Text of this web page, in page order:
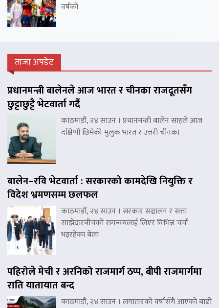
वर्षको
ताजा अपडेट
प्रधानमन्त्री बालेनले आज भारत र चीनका राजदूतसँग
छुट्टाछुट्टै भेटवार्ता गर्दै
काठमाडौं, २४ साउन । प्रधानमन्त्री बालेन साहले आज
दक्षिणी छिमेकी मुलुक भारत र उत्तरी चीनका
बालेन–रवि भेटवार्ता : सरकारको कामदेखि नियुक्ति र
विदेश भ्रमणसम्म छलफल
काठमाडौं, २४ साउन । सरकार सञ्चालन र सत्ता
साझेदारबीचको समन्वयलाई लिएर विभिन्न चर्चा
भइरहेका बेला
पहिरोले मेची र अरनिको राजमार्ग ठप्प, बीपी राजमार्गमा
राति यातायात बन्द
काठमाडौं, २४ साउन । लगातारको वर्षासँगै आएको बाढी